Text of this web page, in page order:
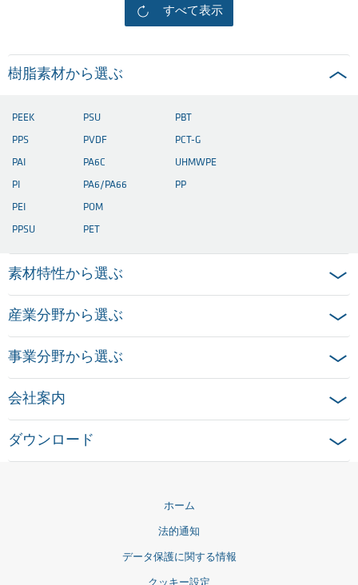
すべて表示
樹脂素材から選ぶ
PEEK
PPS
PAI
PI
PEI
PPSU
PSU
PVDF
PA6C
PA6/PA66
POM
PET
PBT
PCT-G
UHMWPE
PP
素材特性から選ぶ
産業分野から選ぶ
事業分野から選ぶ
会社案内
ダウンロード
ホーム
法的通知
データ保護に関する情報
クッキー設定